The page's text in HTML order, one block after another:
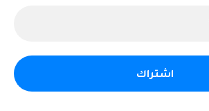
© حقوق النشر ٢٠٢٦. كل الحقوق محفوظة لمركز تكنولوجيا المعلومات -